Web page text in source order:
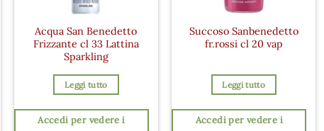
Acqua San Benedetto
Frizzante cl 33 Lattina
Sparkling
Leggi tutto
Accedi per vedere i
Succoso Sanbenedetto
fr.rossi cl 20 vap
Leggi tutto
Accedi per vedere i